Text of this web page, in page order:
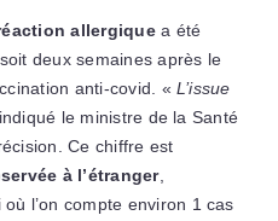
allergiquea été
deux semaines après le
anti-covid. « L’issue
le ministre de la Santé
Ce chiffre est
à l’étranger,
l’on compte environ 1 cas